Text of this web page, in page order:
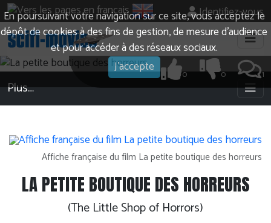
En poursuivant votre navigation sur ce site, vous acceptez le
dépôt de cookies à des fins de gestion, de mesure d’audience
et pour accéder à des réseaux sociaux.
J'accepte
Identifiez-vous
1
0
0
Plus…
Affiche française du film La petite boutique des horreurs
LA PETITE BOUTIQUE DES HORREURS
(The Little Shop of Horrors)